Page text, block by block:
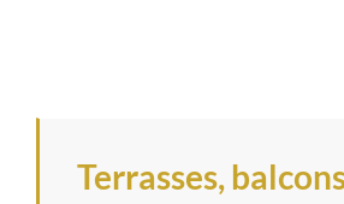
Terrasses,